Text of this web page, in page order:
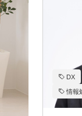
DX
情報